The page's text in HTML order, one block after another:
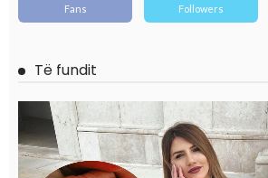
Fans Followers
Të fundit